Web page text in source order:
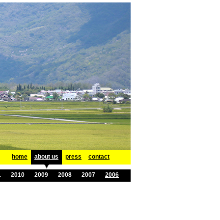
home about us press contact
2010 2009 2008 2007 2006